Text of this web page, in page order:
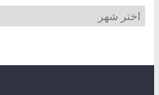
الأرشيف